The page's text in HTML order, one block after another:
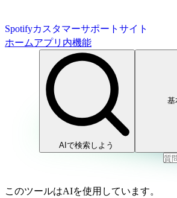
Spotifyカスタマーサポートサイト
ホームアプリ内機能
AIで検索しよう
基
このツールはAIを使用しています。